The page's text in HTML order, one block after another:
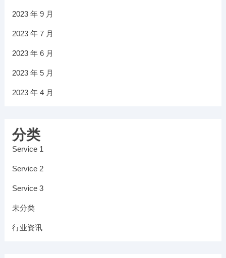
2023 年 9 月
2023 年 7 月
2023 年 6 月
2023 年 5 月
2023 年 4 月
分类
Service 1
Service 2
Service 3
未分类
行业资讯